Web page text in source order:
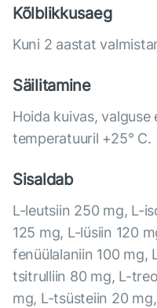
Kõlblikkusaeg
Kuni 2 aastat
Säilitamine
Hoida kuivas,
temperatuuril +25° C.
Sisaldab
L-leutsiin 250 mg, L-
125 mg, L-lüsiin 120
fenüülalaniin 100 mg,
tsitrulliin 80 mg, L-
mg, L-tsüsteiin 20